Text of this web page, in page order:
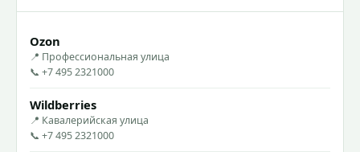
Ozon
📍 Профессиональная улица
📞 +7 495 2321000
Wildberries
📍 Кавалерийская улица
📞 +7 495 2321000